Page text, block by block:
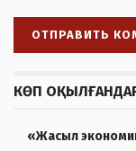
КӨП
«Жасыл